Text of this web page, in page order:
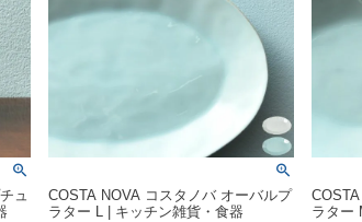
ュ
COSTA NOVA コスタノバ オーバルプ
ラター L | キッチン雑貨・食器
ラター